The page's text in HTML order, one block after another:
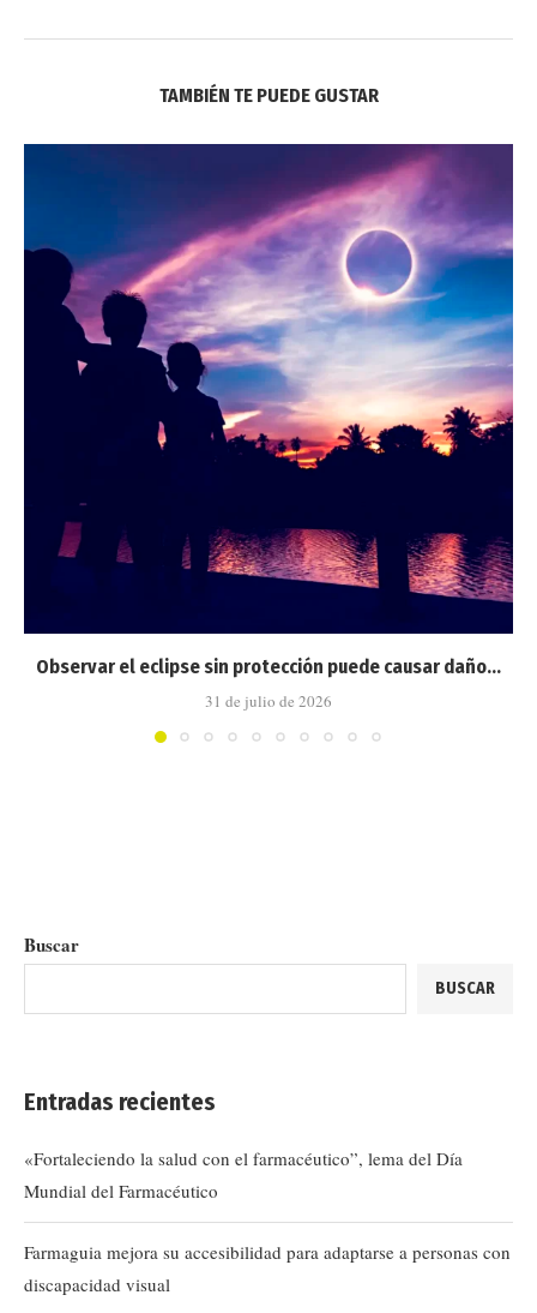
TAMBIÉN TE PUEDE GUSTAR
Observar el eclipse sin protección puede causar daño...
31 de julio de 2026
Buscar
BUSCAR
Entradas recientes
«Fortaleciendo la salud con el farmacéutico”, lema del Día
Mundial del Farmacéutico
Farmaguia mejora su accesibilidad para adaptarse a personas con
discapacidad visual